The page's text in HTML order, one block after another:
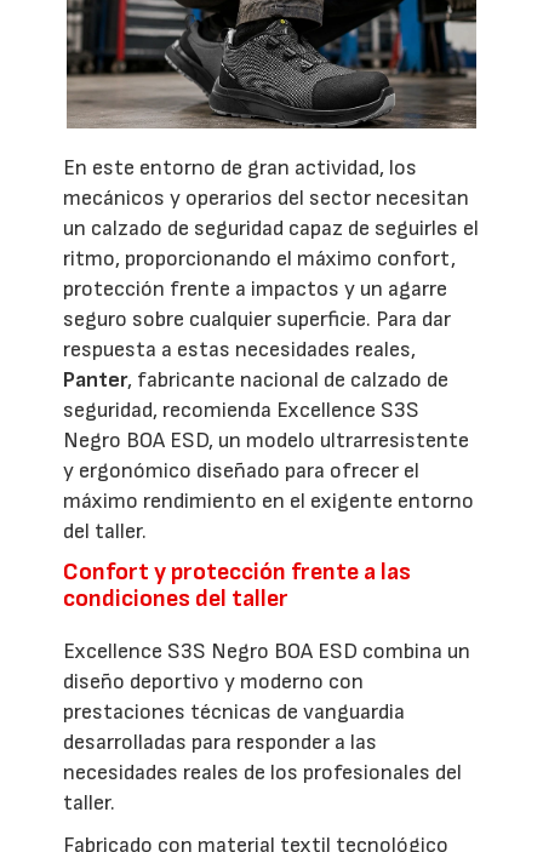
En este entorno de gran actividad, los
mecánicos y operarios del sector necesitan
un calzado de seguridad capaz de seguirles el
ritmo, proporcionando el máximo confort,
protección frente a impactos y un agarre
seguro sobre cualquier superficie. Para dar
respuesta a estas necesidades reales,
Panter, fabricante nacional de calzado de
seguridad, recomienda Excellence S3S
Negro BOA ESD, un modelo ultrarresistente
y ergonómico diseñado para ofrecer el
máximo rendimiento en el exigente entorno
del taller.
Confort y protección frente a las
condiciones del taller
Excellence S3S Negro BOA ESD combina un
diseño deportivo y moderno con
prestaciones técnicas de vanguardia
desarrolladas para responder a las
necesidades reales de los profesionales del
taller.
Fabricado con material textil tecnológico